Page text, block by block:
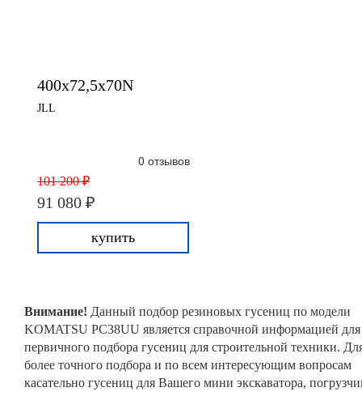
400x72,5x70N
JLL
0 отзывов
101 200 ₽
91 080 ₽
купить
Внимание! Данный подбор резиновых гусениц по модели
KOMATSU PC38UU является справочной информацией для
первичного подбора гусениц для строительной техники.
более точного подбора и по всем интересующим вопросам
касательно гусениц для Вашего мини экскаватора,